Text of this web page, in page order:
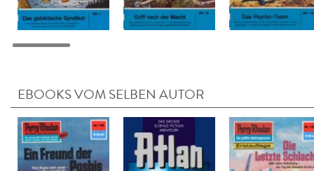
EBOOKS VOM SELBEN AUTOR